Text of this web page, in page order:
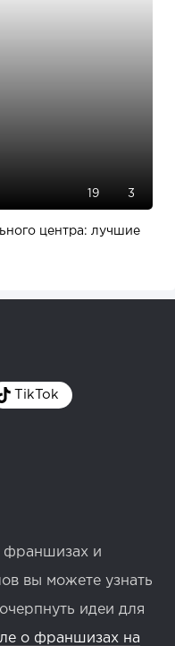
19 3
центра: лучшие
TikTok
франшизах и
вы можете узнать
идеи для
о франшизах на